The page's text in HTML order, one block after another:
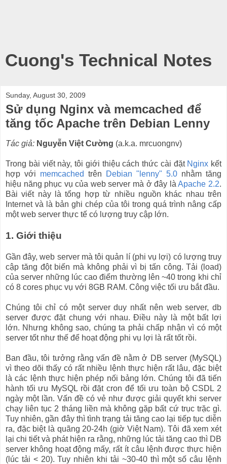
Cuong's Technical Notes
Sunday, August 30, 2009
Sử dụng Nginx và memcached để
tăng tốc Apache trên Debian Lenny
Tác giả: Nguyễn Việt Cường (a.k.a. mrcuongnv)
Trong bài viết này, tôi giới thiệu cách thức cài đặt Nginx kết
hợp với memcached trên Debian "lenny" 5.0 nhằm tăng
hiệu năng phục vụ của web server mà ở đây làApache 2.2.
Bài viết này là tổng hợp từ nhiều nguồn khác nhau trên
Internet và là bản ghi chép của tôi trong quá trình nâng cấp
một web server thực tế có lượng truy cập lớn.
1. Giới thiệu
Gần đây, web server mà tôi quản lí (phi vụ lợi) có lượng truy
cập tăng đột biến mà không phải vì bị tấn công. Tải (load)
của server những lúc cao điểm thường lên ~40 trong khi chỉ
có 8 cores phục vụ với 8GB RAM. Công việc tối ưu bắt đầu.
Chúng tôi chỉ có một server duy nhất nên web server, db
server được đặt chung với nhau. Điều này là một bất lợi
lớn. Nhưng không sao, chúng ta phải chấp nhận vì có một
server tốt như thế để hoạt động phi vụ lợi là rất tốt rồi.
Ban đầu, tôi tưởng rằng vấn đề nằm ở DB server (MySQL)
vì theo dõi thấy có rất nhiều lệnh thực hiện rất lâu, đặc biệt
là các lệnh thực hiện phép nối bảng lớn. Chúng tôi đã tiến
hành tối ưu MySQL rồi đặt cron để tối ưu toàn bộ CSDL 2
ngày một lần. Vấn đề có vẻ như được giải quyết khi server
chạy liên tục 2 tháng liền mà không gặp bất cứ trục trặc gì.
Tuy nhiên, gần đây thì tình trạng tải tăng cao lại tiếp tục diễn
ra, đặc biệt là quãng 20-24h (giờ Việt Nam). Tôi đã xem xét
lại chi tiết và phát hiện ra rằng, những lúc tải tăng cao thì DB
server không hoạt động mấy, rất ít câu lệnh được thực hiện
(lúc tải < 20). Tuy nhiên khi tải ~30-40 thì một số câu lệnh